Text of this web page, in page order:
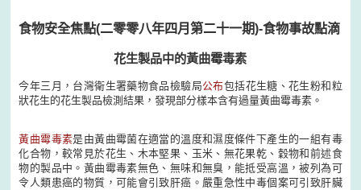
食物安全焦點(二零零八年四月第二十一期)-食物事故點滴
花生製品中的黃曲霉毒素
今年三月，台灣衛生署藥物食品檢驗局公布包括花生糖、花生粉和粒
狀花生的花生製品檢測結果，發現部分樣本含有過量黃曲霉毒素。
黃曲霉毒素是由黃曲霉菌在適當的溫度和濕度條件下產生的一組有毒
化合物，較常見於花生、木本堅果、玉米、無花果乾、穀物和前述食
物的製品中。黃曲霉毒素無色、無味和無臭，能抵受高溫，被列為可
令人類患癌的物質，可能會引致肝癌。嚴重急性中毒個案可引致肝臟